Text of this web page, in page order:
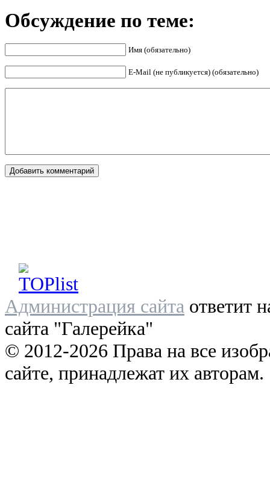
Обсуждение по теме:
Имя (обязательно)
E-Mail (не публикуется) (обязательно)
Администрация сайта ответит
сайта "Галерейка"
© 2012-2026 Права на все
сайте, принадлежат их авторам.